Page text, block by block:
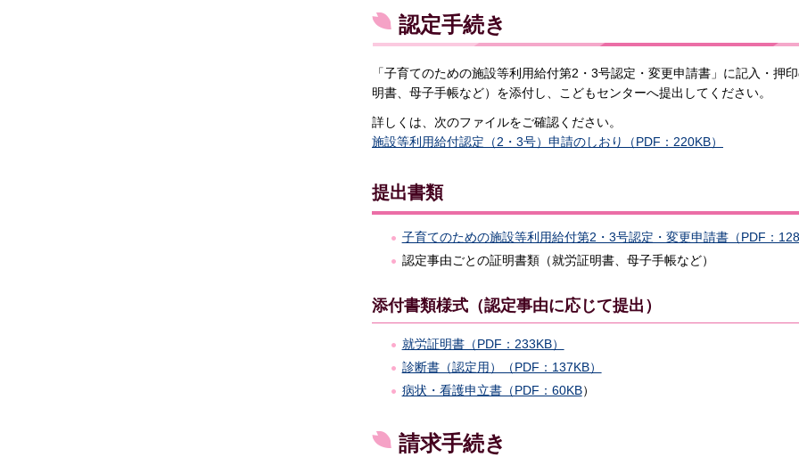
認定手続き
「子育てのための施設等利用給付第2・3号認定・変更申請書」に記入・押
明書、母子手帳など）を添付し、こどもセンターへ提出してください。
詳しくは、次のファイルをご確認ください。
施設等利用給付認定（2・3号）申請のしおり（PDF：220KB）
提出書類
子育てのための施設等利用給付第2・3号認定・変更申請書（PDF：
認定事由ごとの証明書類（就労証明書、母子手帳など）
添付書類様式（認定事由に応じて提出）
就労証明書（PDF：233KB）
診断書（認定用）（PDF：137KB）
病状・看護申立書（PDF：60KB）
請求手続き